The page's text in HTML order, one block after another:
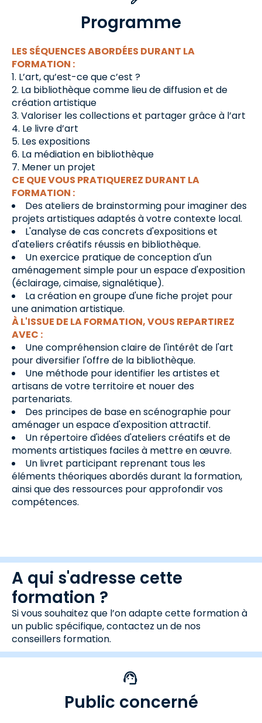
Programme
LES SÉQUENCES ABORDÉES DURANT LA
FORMATION :
L’art, qu’est-ce que c’est ?
La bibliothèque comme lieu de diffusion et de
création artistique
Valoriser les collections et partager grâce à l’art
Le livre d’art
Les expositions
La médiation en bibliothèque
Mener un projet
CE QUE VOUS PRATIQUEREZ DURANT LA
FORMATION :
Des ateliers de brainstorming pour imaginer des
projets artistiques adaptés à votre contexte local.
L'analyse de cas concrets d'expositions et
d'ateliers créatifs réussis en bibliothèque.
Un exercice pratique de conception d'un
aménagement simple pour un espace d'exposition
(éclairage, cimaise, signalétique).
La création en groupe d'une fiche projet pour
une animation artistique.
À L'ISSUE DE LA FORMATION, VOUS REPARTIREZ
AVEC :
Une compréhension claire de l'intérêt de l'art
pour diversifier l'offre de la bibliothèque.
Une méthode pour identifier les artistes et
artisans de votre territoire et nouer des
partenariats.
Des principes de base en scénographie pour
aménager un espace d'exposition attractif.
Un répertoire d'idées d'ateliers créatifs et de
moments artistiques faciles à mettre en œuvre.
Un livret participant reprenant tous les
éléments théoriques abordés durant la formation,
ainsi que des ressources pour approfondir vos
compétences.
A qui s'adresse cette
formation ?
Si vous souhaitez que l’on adapte cette formation à
un public spécifique, contactez un de nos
conseillers formation.
Public concerné